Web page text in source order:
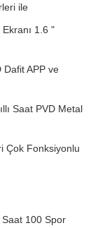
ile
1.6 "
Dafit APP ve
Saat PVD Metal
Çok Fonksiyonlu
Saat 100 Spor